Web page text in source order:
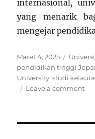
internasional,
yang menarik
mengejar
Posted
on
Maret 4, 2025
pendidikan tinggi
University,studi
Leave a commenton